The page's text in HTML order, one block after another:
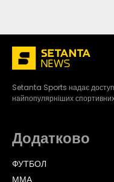
Setanta Sports надає
найпопулярніших спортивних
Додатково
ФУТБОЛ
ММА